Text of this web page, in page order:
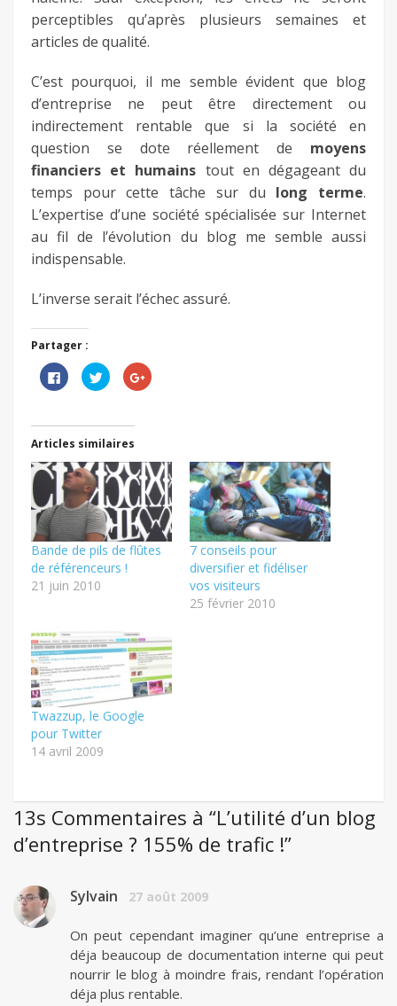
perceptibles qu’après plusieurs semaines et
articles de qualité.
C’est pourquoi, il me semble évident que blog
d’entreprise ne peut être directement ou
indirectement rentable que si la société en
question se dote réellement de moyens
financiers et humains tout en dégageant du
temps pour cette tâche sur du long terme.
L’expertise d’une société spécialisée sur Internet
au fil de l’évolution du blog me semble aussi
indispensable.
L’inverse serait l’échec assuré.
Partager :
Cliquez
pour
partager
dans
nouvelle
fenêtre)
Cliquez
pour
partager
dans
une
nouvelle
fenêtre)
Cliquez
pour
nouvelle
fenêtre)
Articles similaires
Bande de pils de flûtes
de référenceurs !
21 juin 2010
7 conseils pour
diversifier et fidéliser
vos visiteurs
25 février 2010
Twazzup, le Google
pour Twitter
14 avril 2009
13s Commentaires à “L’utilité d’un blog
d’entreprise ? 155% de trafic !”
Sylvain 27 août 2009
On peut cependant imaginer qu’une entreprise a
déja beaucoup de documentation interne qui peut
nourrir le blog à moindre frais, rendant l’opération
déja plus rentable.